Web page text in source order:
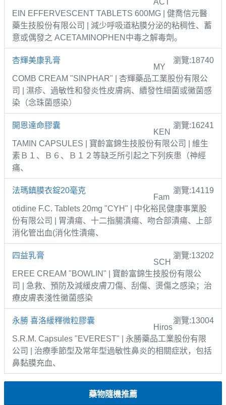
EIN EFFERVESCENT TABLETS 600MG | 健喬信元醫
藥生技股份有限公司 | 減少呼吸道粘膜分泌的粘稠性、蓄
意或偶發之 ACETAMINOPHEN中毒之解毒劑。
杏輝美康乳膏 瀏覽:18740
MY
COMB CREAM "SINPHAR" | 杏輝藥品工業股份有限公
司 | 濕疹、過敏性和發炎性皮膚病、續發性細菌或黴菌感
染（念珠菌感染）
開恩達命膠囊 瀏覽:16241
KEN
TAMIN CAPSULES | 寶齡富錦生技股份有限公司 | 維生
素Ｂ１、Ｂ６、Ｂ１２等缺乏所引起之下列疾患（神經
痛、
法瑪鎮膜衣錠20毫克 瀏覽:14119
Fam
otidine F.C. Tablets 20mg "CYH" | 中化裕民健康事業股
份有限公司 | 胃潰瘍、十二指腸潰瘍、吻合部潰瘍、上部
消化管出血(消化性潰瘍、
四益乳膏 瀏覽:13202
SCH
EREE CREAM "BOWLIN" | 寶齡富錦生技股份有限公
司 | 急救、預防及減緩皮膚刀傷、刮傷、燙傷之感染；治
療皮膚表淺性黴菌感染
永勝 喜洛緩釋微粒膠囊 瀏覽:13004
Hiros
S.R.M. Capsules "EVEREST" | 永勝藥品工業股份有限
公司 | 治療季節型及常年型過敏性鼻炎的相關症狀，包括
鼻黏膜充血、
藥物隨機推薦